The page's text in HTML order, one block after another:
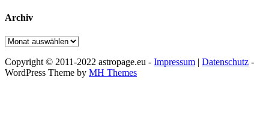
Archiv
Archiv
Copyright © 2011-2022 astropage.eu - Impressum | Datenschutz -
WordPress Theme by MH Themes